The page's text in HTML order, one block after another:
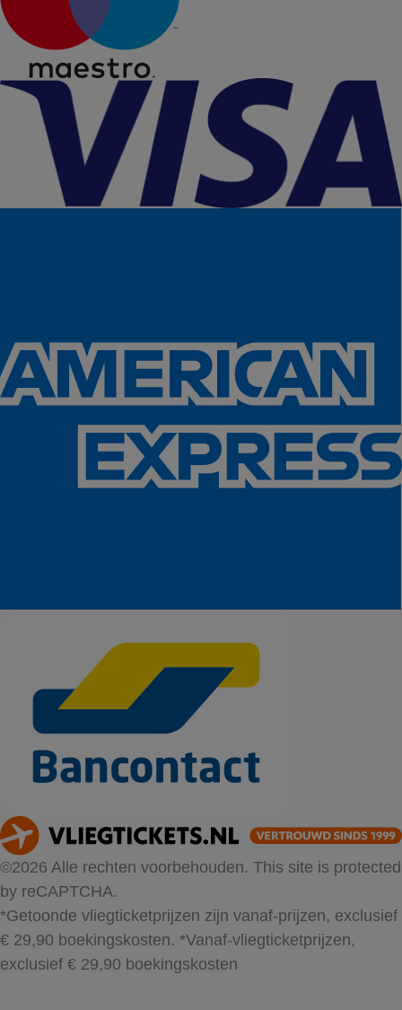
©2026 Alle rechten voorbehouden. This site is protected
by reCAPTCHA.
*Getoonde vliegticketprijzen zijn vanaf-prijzen, exclusief
€ 29,90 boekingskosten. *Vanaf-vliegticketprijzen,
exclusief € 29,90 boekingskosten